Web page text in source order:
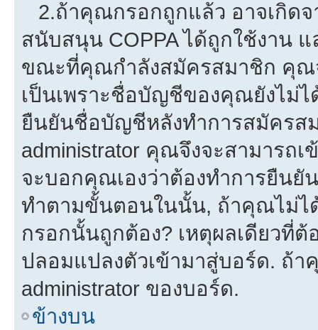
2.ถ้าคุณกรอกถูกแล้ว อาจเกิดจ
สนับสนุน COPPA ได้ถูกใช้งาน
ขณะที่คุณกำลังสมัครสมาชิก คุณ
เป็นเพราะชื่อบัญชีของคุณยังไม่
ยืนยันชื่อบัญชีหลังทำการสมัครส
administrator คุณจึงจะสามารถ
จะบอกคุณเองว่าต้องทำการยืน
ทำตามขั้นตอนในนั้น, ถ้าคุณไม่ไ
กรอกนั้นถูกต้อง? เหตุผลเดียวที่
ปลอมแปลงตัวเข้ามาสู่บอร์ด. ถ้
administrator ของบอร์ด.
ข้างบน